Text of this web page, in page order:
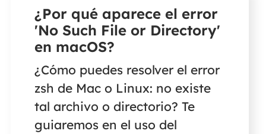
¿Por qué aparece el error
'No Such File or Directory'
en macOS?
¿Cómo puedes resolver el error
zsh de Mac o Linux: no existe
tal archivo o directorio? Te
guiaremos en el uso del